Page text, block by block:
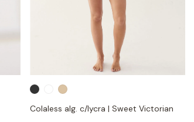
Colaless alg. c/lycra | Sweet Victorian